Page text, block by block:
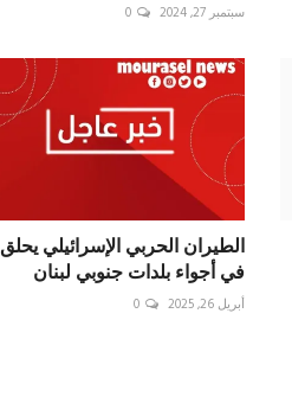
سبتمبر 27, 2024 0
الطيران الحربي الإسرائيلي يحلق
في أجواء بلدات جنوبي لبنان
أبريل 26, 2025 0